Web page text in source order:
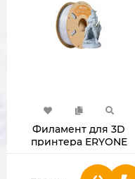
Филамент для 3D
принтера ERYONE